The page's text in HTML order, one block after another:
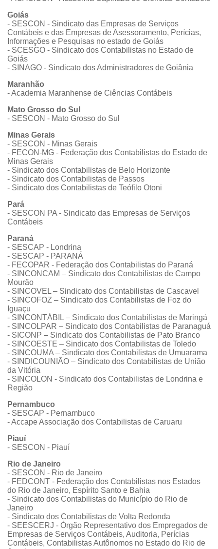
Goiás
- SESCON - Sindicato das Empresas de Serviços
Contábeis e das Empresas de Asessoramento, Perícias,
Informações e Pesquisas no estado de Goiás
- SCESGO - Sindicato dos Contabilistas no Estado de
Goiás
- SINAGO - Sindicato dos Administradores de Goiânia
Maranhão
- Academia Maranhense de Ciências Contábeis
Mato Grosso do Sul
- SESCON - Mato Grosso do Sul
Minas Gerais
- SESCON - Minas Gerais
- FECON-MG - Federação dos Contabilistas do Estado de
Minas Gerais
- Sindicato dos Contabilistas de Belo Horizonte
- Sindicato dos Contabilistas de Passos
- Sindicato dos Contabilistas de Teófilo Otoni
Pará
- SESCON PA - Sindicato das Empresas de Serviços
Contábeis
Paraná
- SESCAP - Londrina
- SESCAP - PARANÁ
- FECOPAR - Federação dos Contabilistas do Paraná
- SINCONCAM – Sindicato dos Contabilistas de Campo
Mourão
- SINCOVEL – Sindicato dos Contabilistas de Cascavel
- SINCOFOZ – Sindicato dos Contabilistas de Foz do
Iguaçu
- SINCONTÁBIL – Sindicato dos Contabilistas de Maringá
- SINCOLPAR – Sindicato dos Contabilistas de Paranaguá
- SICONP – Sindicato dos Contabilistas de Pato Branco
- SINCOESTE – Sindicato dos Contabilistas de Toledo
- SINCOUMA – Sindicato dos Contabilistas de Umuarama
- SINDICOUNIÃO – Sindicato dos Contabilistas de União
da Vitória
- SINCOLON - Sindicato dos Contabilistas de Londrina e
Região
Pernambuco
- SESCAP - Pernambuco
- Accape Associação dos Contabilistas de Caruaru
Piauí
- SESCON - Piauí
Rio de Janeiro
- SESCON - Rio de Janeiro
- FEDCONT - Federação dos Contabilistas nos Estados
do Rio de Janeiro, Espírito Santo e Bahia
- Sindicato dos Contabilistas do Município do Rio de
Janeiro
- Sindicato dos Contabilistas de Volta Redonda
- SEESCERJ - Órgão Representativo dos Empregados de
Empresas de Serviços Contábeis, Auditoria, Perícias
Contábeis, Contabilistas Autônomos no Estado do Rio de